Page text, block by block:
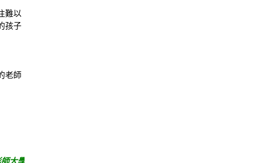
難以
孩子
老師
學生物理家教 是您最明智的選擇！！